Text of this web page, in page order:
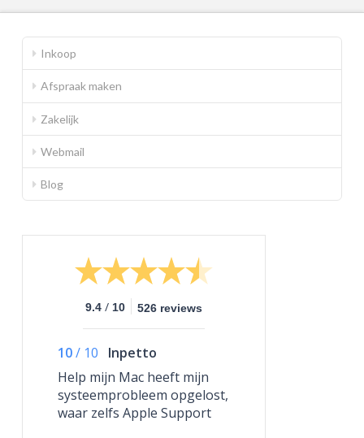
Inkoop
Afspraak maken
Zakelijk
Webmail
Blog
9.4 / 10 526 reviews
10/ 10
Inpetto
Help mijn Mac heeft mijn
systeemprobleem opgelost,
waar zelfs Apple Support